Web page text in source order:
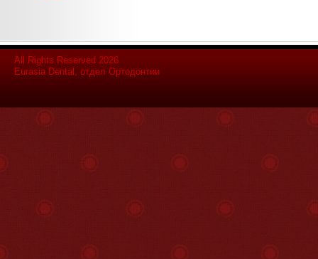
All Rights Reserved 2026
Eurasia Dental, отдел Ортодонтии